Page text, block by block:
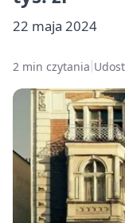
22 maja 2024
2 min czytania